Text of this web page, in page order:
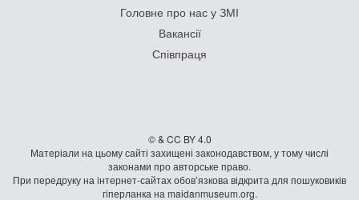
Головне про нас у ЗМІ
Вакансії
Співпраця
© & CC BY 4.0
Матеріали на цьому сайті захищені законодавством, у тому числі
законами про авторське право.
При передруку на iнтернет-сайтах обов’язкова відкрита для пошуковиків
гiперланка на maidanmuseum.org.